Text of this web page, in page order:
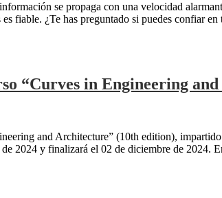
se propaga con una velocidad
fiable. ¿Te has preguntado si puedes confiar
“Curves in Engineering
and Architecture” (10th edition),
2024 y finalizará el 02 de diciembre de 2024.